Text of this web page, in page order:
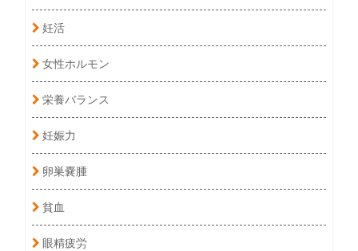
妊活
女性ホルモン
栄養バランス
妊娠力
卵巣嚢腫
貧血
眼精疲労